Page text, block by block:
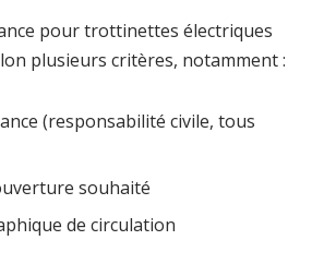
pour trottinettes électriques
plusieurs critères, notamment :
(responsabilité civile, tous
souhaité
de circulation